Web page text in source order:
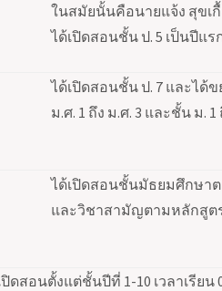
ในสมัยนั้นคือนายแจ้ง สุขเ
ได้เปิดสอนชั้น ป. 5 เป็นปีแร
ได้เปิดสอนชั้น ป. 7 และได้ข
ม.ศ. 1 ถึง ม.ศ. 3 และชั้น ม. 1
ได้เปิดสอนชั้นมัธยมศึกษา
และวิชาสามัญตามหลักสูต
ปิดสอนตั้งแต่ชั้นปีที่ 1-10 เวลาเรียน